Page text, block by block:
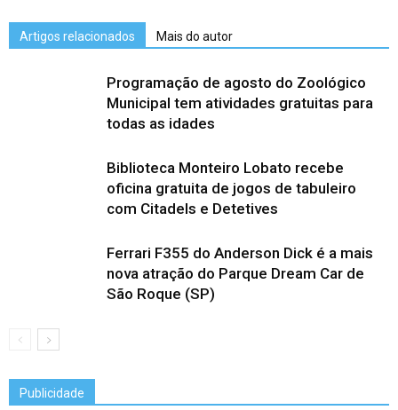
Artigos relacionados Mais do autor
Programação de agosto do Zoológico
Municipal tem atividades gratuitas para
todas as idades
Biblioteca Monteiro Lobato recebe
oficina gratuita de jogos de tabuleiro
com Citadels e Detetives
Ferrari F355 do Anderson Dick é a mais
nova atração do Parque Dream Car de
São Roque (SP)
Publicidade